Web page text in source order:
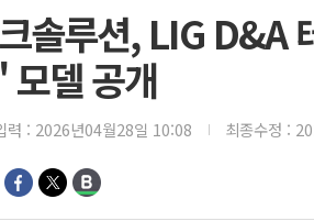
솔루션, LIG D&A
모델 공개
력 : 2026년04월28일 10:08 최종수정 :